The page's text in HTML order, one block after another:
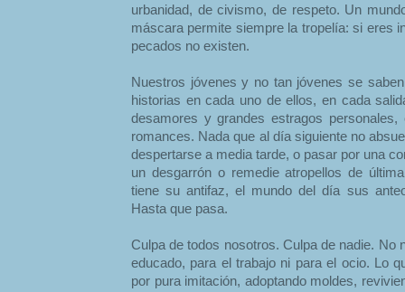
urbanidad, de civismo, de respeto. Un
máscara permite siempre la tropelía: si eres
pecados no existen.
Nuestros jóvenes y no tan jóvenes se
historias en cada uno de ellos, en cada
desamores y grandes estragos
romances. Nada que al día siguiente no
despertarse a media tarde, o pasar por una
un desgarrón o remedie atropellos de
tiene su antifaz, el mundo del día sus
Hasta que pasa.
Culpa de todos nosotros. Culpa de nadie. No
educado, para el trabajo ni para el ocio. Lo
por pura imitación, adoptando moldes,